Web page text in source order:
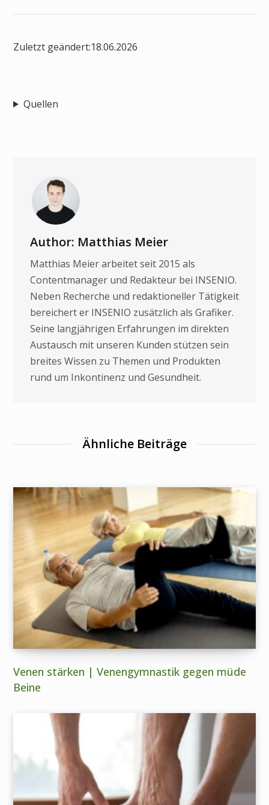
Zuletzt geändert:18.06.2026
Quellen
Author: Matthias Meier
Matthias Meier arbeitet seit 2015 als
Contentmanager und Redakteur bei INSENIO.
Neben Recherche und redaktioneller Tätigkeit
bereichert er INSENIO zusätzlich als Grafiker.
Seine langjährigen Erfahrungen im direkten
Austausch mit unseren Kunden stützen sein
breites Wissen zu Themen und Produkten
rund um Inkontinenz und Gesundheit.
Ähnliche Beiträge
Venen stärken | Venengymnastik gegen müde
Beine